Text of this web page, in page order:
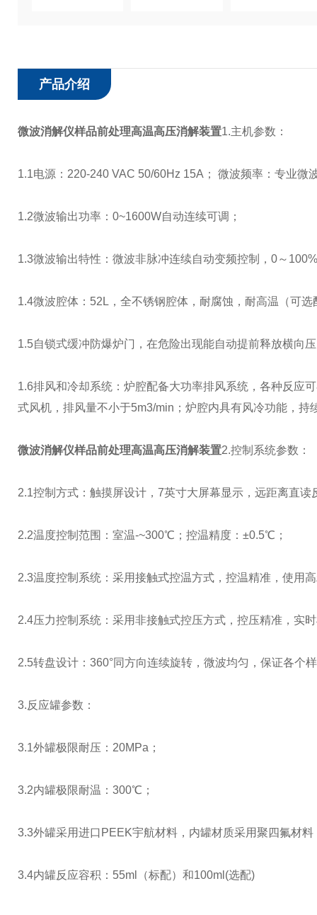
产品介绍
微波消解仪样品前处理高温高压消解装置1.主机参数：
1.1电源：220-240 VAC 50/60Hz 15A； 微波频率：专业微
1.2微波输出功率：0~1600W自动连续可调；
1.3微波输出特性：微波非脉冲连续自动变频控制，0～
1.4微波腔体：52L，全不锈钢腔体，耐腐蚀，耐高温（可选
1.5自锁式缓冲防爆炉门，在危险出现能自动提前释放横向
1.6排风和冷却系统：炉腔配备大功率排风系统，各种反应
式风机，排风量不小于5m3/min；炉腔内具有风冷功能，持
微波消解仪样品前处理高温高压消解装置2.控制系统参数：
2.1控制方式：触摸屏设计，7英寸大屏幕显示，远距离直
2.2温度控制范围：室温-~300℃；控温精度：±0.5℃；
2.3温度控制系统：采用接触式控温方式，控温精准，使用
2.4压力控制系统：采用非接触式控压方式，控压精准，实
2.5转盘设计：360°同方向连续旋转，微波均匀，保证各个
3.反应罐参数：
3.1外罐极限耐压：20MPa；
3.2内罐极限耐温：300℃；
3.3外罐采用进口PEEK宇航材料，内罐材质采用聚四氟材料
3.4内罐反应容积：55ml（标配）和100ml(选配)